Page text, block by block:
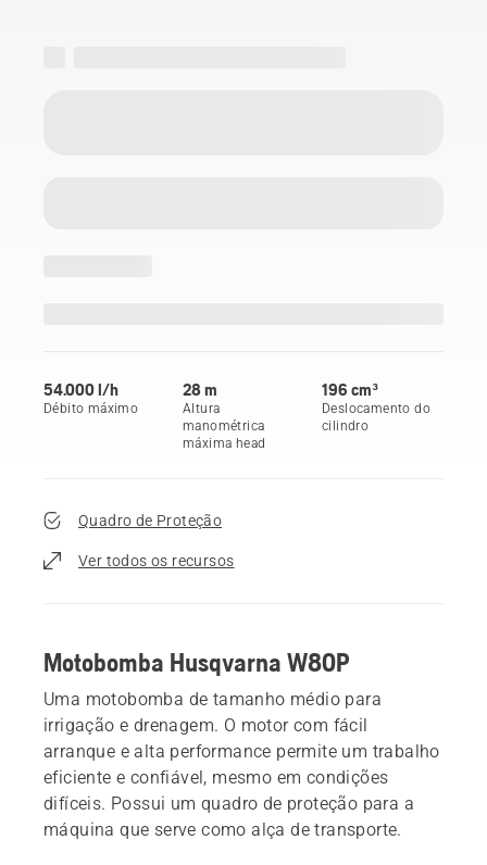
54.000 l/h
Débito máximo
28 m
Altura
manométrica
máxima head
196 cm³
Deslocamento do
cilindro
Quadro de Proteção
Ver todos os recursos
Motobomba Husqvarna W80P
Uma motobomba de tamanho médio para
irrigação e drenagem. O motor com fácil
arranque e alta performance permite um trabalho
eficiente e confiável, mesmo em condições
difíceis. Possui um quadro de proteção para a
máquina que serve como alça de transporte.